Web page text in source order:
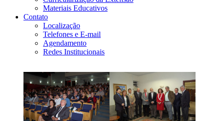
Materiais Educativos
Contato
Localização
Telefones e E-mail
Agendamento
Redes Institucionais